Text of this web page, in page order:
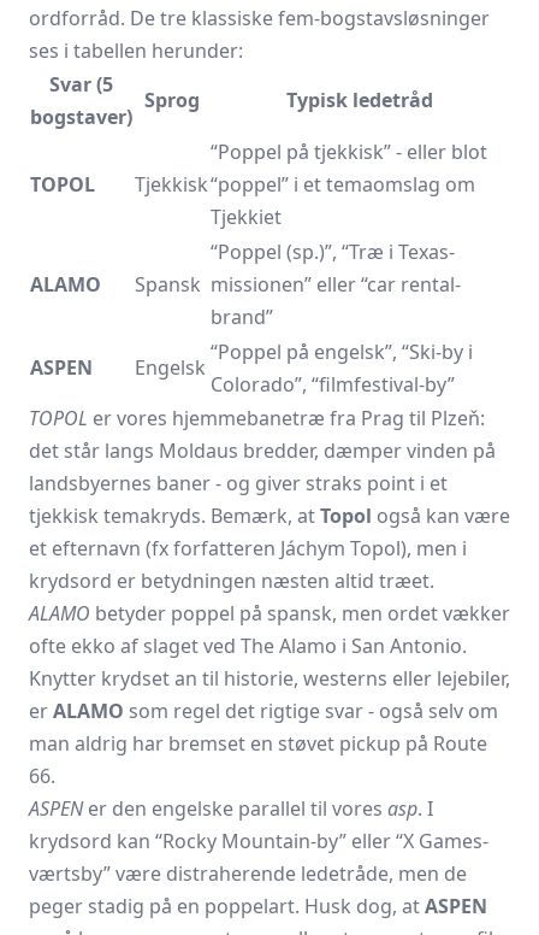
ordforråd. De tre klassiske fem-bogstavsløsninger
ses i tabellen herunder:
Svar (5
bogstaver)
Sprog Typisk ledetråd
TOPOL Tjekkisk
“Poppel på tjekkisk” - eller blot
“poppel” i et temaomslag om
Tjekkiet
ALAMO Spansk
“Poppel (sp.)”, “Træ i Texas-
missionen” eller “car rental-
brand”
ASPEN
Engelsk
“Poppel på engelsk”, “Ski-by i
Colorado”, “filmfestival-by”
TOPOL er vores hjemmebanetræ fra Prag til Plzeň:
det står langs Moldaus bredder, dæmper vinden på
landsbyernes baner - og giver straks point i et
tjekkisk temakryds. Bemærk, atTopol også kan være
et efternavn (fx forfatteren Jáchym Topol), men i
krydsord er betydningen næsten altid træet.
ALAMO betyder poppel på spansk, men ordet vækker
ofte ekko af slaget ved The Alamo i San Antonio.
Knytter krydset an til historie, westerns eller lejebiler,
erALAMO som regel det rigtige svar - også selv om
man aldrig har bremset en støvet pickup på Route
66.
ASPENer den engelske parallel til vores asp. I
krydsord kan “Rocky Mountain-by” eller “X Games-
værtsby” være distraherende ledetråde, men de
peger stadig på en poppelart. Husk dog, atASPEN